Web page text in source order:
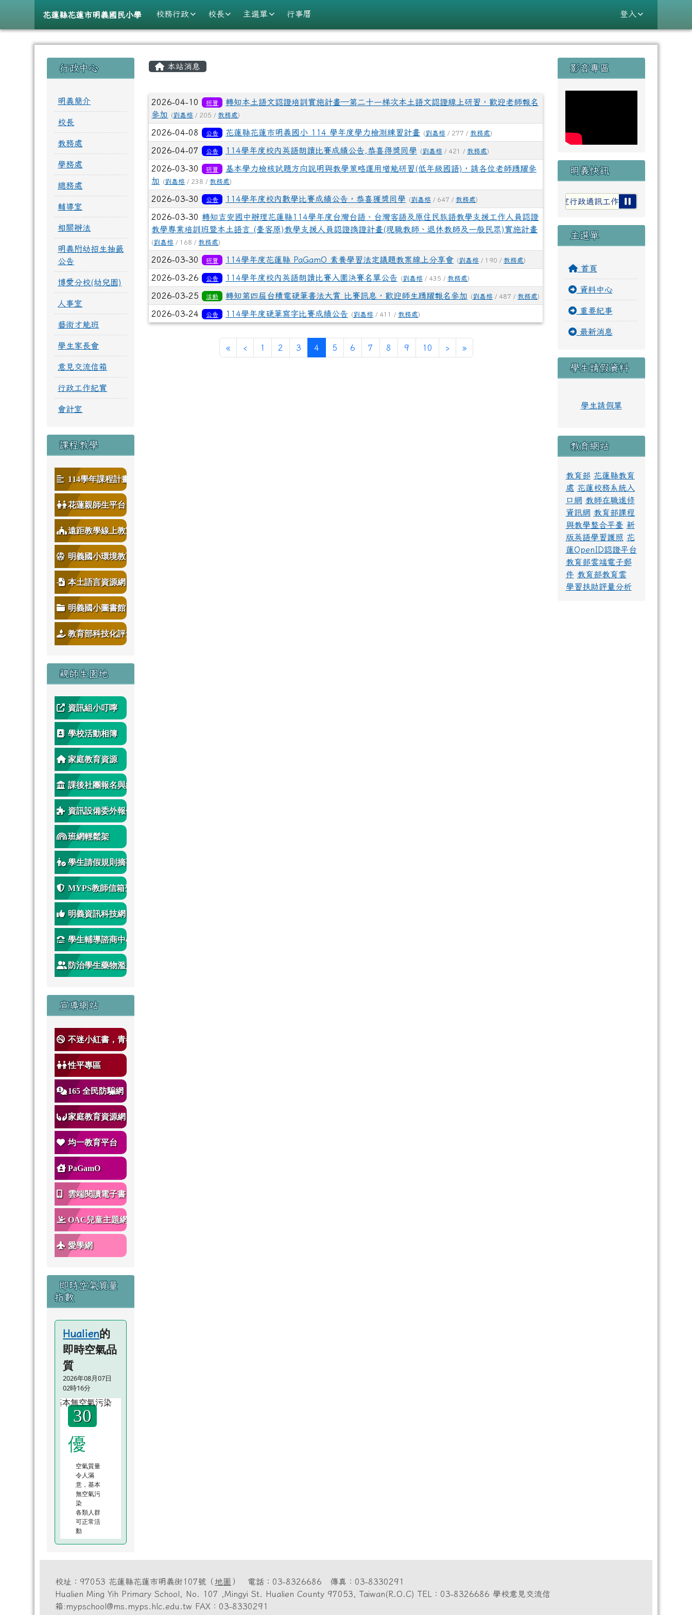
花蓮縣花蓮市明義國民小學
導覽列花蓮縣花蓮市明義國民小學 校務行政 校長 主選單 行事曆 登入
左邊區域內容
行政中心
明義簡介
校長
教務處
學務處
總務處
輔導室
相關辦法
明義附幼招生抽籤
公告
博愛分校(幼兒園)
人事室
藝術才能班
學生家長會
意見交流信箱
行政工作紀實
會計室
課程教學
114學年課程計畫
花蓮親師生平台
遠距教學線上教室
明義國小環境教育
本土語言資源網
明義國小圖書館
教育部科技化評量
親師生園地
資訊組小叮嚀
學校活動相簿
家庭教育資源
課後社團報名與繳
費
資訊設備委外報修
班網輕鬆架
學生請假規則摘要
MYPS教師信箱登
入
明義資訊科技網
學生輔導諮商中心
防治學生藥物濫用
宣導網站
不迷小紅書，青春
不迷途
性平專區
165 全民防騙網
家庭教育資源網
均一教育平台
PaGamO
雲端閱讀電子書
OAC兒童主題網
愛學網
即時空氣質量
指數
Hualien的
即時空氣品
質
2026年08月07日
02時16分
30
優
空氣質量
令人滿
意，基本
無空氣污
染
各類人群
可正常活
動
主內容區域
本站消息
文章列表
2026-04-10 研習
轉知本土語文認證培訓實施計畫─第二十一梯次本土語文認證線上研習，歡迎老師報名
參加
(劉嘉榕 / 205 /教務處)
2026-04-08 公告 花蓮縣花蓮市明義國小 114 學年度學力檢測練習計畫 (劉嘉榕 / 277 /教務處)
2026-04-07 公告 114學年度校內英語朗讀比賽成績公告,恭喜得獎同學 (劉嘉榕 / 421 /教務處)
2026-03-30 研習
基本學力檢核試題方向說明與教學策略運用增能研習(低年級國語)，請各位老師踴躍參
加
(劉嘉榕 / 238 /教務處)
2026-03-30 公告 114學年度校內數學比賽成績公告，恭喜獲獎同學 (劉嘉榕 / 647 /教務處)
2026-03-30轉知吉安國中辦理花蓮縣114學年度台灣台語、台灣客語及原住民族語教學支援工作人員認證
教學專業培訓班暨本土語言 (臺客原)教學支援人員認證換證計畫(現職教師、退休教師及一般民眾)實施計畫
(劉嘉榕 / 168 /教務處)
2026-03-30 研習 114學年度花蓮縣 PaGamO 素養學習法定議題教案線上分享會 (劉嘉榕 / 190 /教務處)
2026-03-26 公告 114學年度校內英語朗讀比賽入圍決賽名單公告 (劉嘉榕 / 435 /教務處)
2026-03-25 活動 轉知第四屆台積電硬筆書法大賞 比賽訊息，歡迎師生踴躍報名參加 (劉嘉榕 / 487 /教務處)
2026-03-24 公告 114學年度硬筆寫字比賽成績公告 (劉嘉榕 / 411 /教務處)
«第一頁
‹上一頁
1 2 3 4(目前頁次)
5 6 7 8 9 10 ›下一頁
»最後頁
右邊區域內容
影音專區
明義快訊
114 學年度第四期各處室行政通訊工作紀實 花蓮縣 明義附
主選單
首頁
資料中心
重要紀事
最新消息
學生請假資料
學生請假單
教育網站
教育部 花蓮縣教育
處 花蓮校務系統入
口網 教師在職進修
資訊網 教育部課程
與教學整合平臺 新
版英語學習護照 花
蓮OpenID認證平台
教育部雲端電子郵
件 教育部教育雲
學習扶助評量分析
頁尾區域
校址：97053 花蓮縣花蓮市明義街107號（ 地圖 ） 電話：03-8326686 傳真：03-8330291
Hualien Ming Yih Primary School, No. 107 ,Mingyi St. Hualien County 97053, Taiwan(R.O.C) TEL：03-8326686 學校意見交流信
箱:mypschool@ms.myps.hlc.edu.tw FAX：03-8330291